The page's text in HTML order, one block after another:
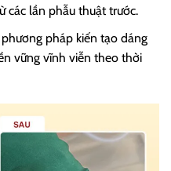
các lần phẫu thuật trước.
pháp kiến tạo dáng
vững vĩnh viễn theo thời